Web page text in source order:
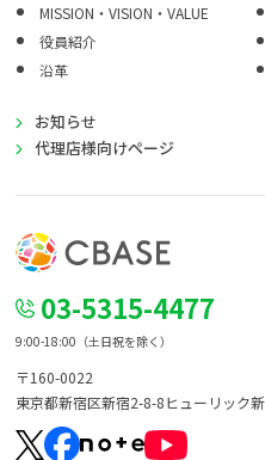
MISSION・VISION・VALUE
役員紹介
沿革
お知らせ
代理店様向けページ
03-5315-4477
9:00-18:00（土日祝を除く）
〒160-0022
東京都新宿区新宿2-8-8ヒューリック